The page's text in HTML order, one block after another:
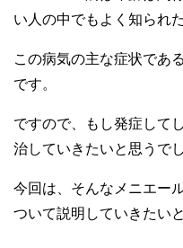
い人の中でもよく知られ
この病気の主な症状であ
です。
ですので、もし発症して
治していきたいと思うでし
今回は、そんなメニエー
ついて説明していきたい